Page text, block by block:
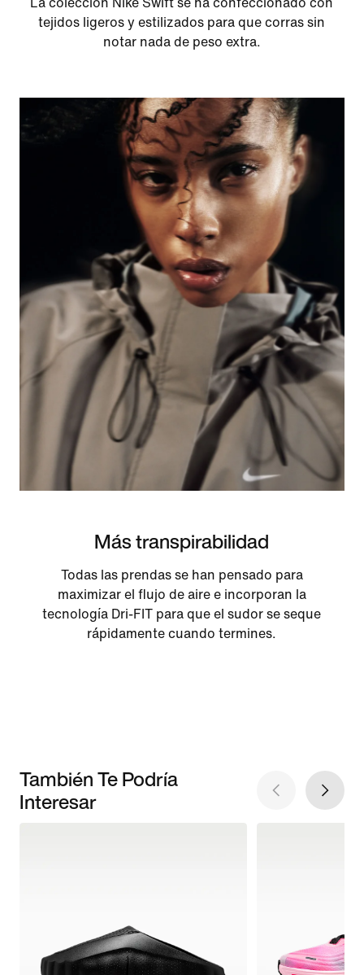
La colección Nike Swift se ha confeccionado con
tejidos ligeros y estilizados para que corras sin
notar nada de peso extra.
Más transpirabilidad
Todas las prendas se han pensado para
maximizar el flujo de aire e incorporan la
tecnología Dri-FIT para que el sudor se seque
rápidamente cuando termines.
También Te Podría
Interesar